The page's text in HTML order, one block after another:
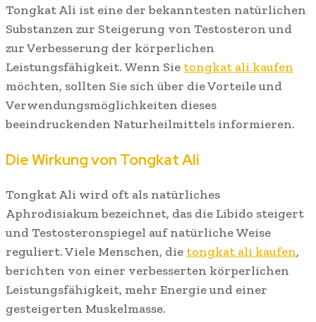
Tongkat Ali ist eine der bekanntesten natürlichen
Substanzen zur Steigerung von Testosteron und
zur Verbesserung der körperlichen
Leistungsfähigkeit. Wenn Sie tongkat ali kaufen
möchten, sollten Sie sich über die Vorteile und
Verwendungsmöglichkeiten dieses
beeindruckenden Naturheilmittels informieren.
Die Wirkung von Tongkat Ali
Tongkat Ali wird oft als natürliches
Aphrodisiakum bezeichnet, das die Libido steigert
und Testosteronspiegel auf natürliche Weise
reguliert. Viele Menschen, die tongkat ali kaufen,
berichten von einer verbesserten körperlichen
Leistungsfähigkeit, mehr Energie und einer
gesteigerten Muskelmasse.